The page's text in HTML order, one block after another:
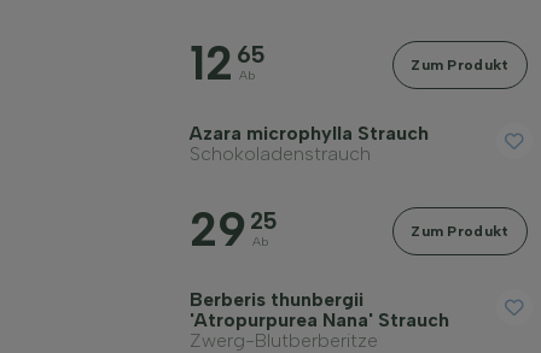
12 65
Ab
Zum Produkt
Azara microphylla Strauch
Schokoladenstrauch
29 25
Ab
Zum Produkt
Berberis thunbergii
'Atropurpurea Nana' Strauch
Zwerg-Blutberberitze